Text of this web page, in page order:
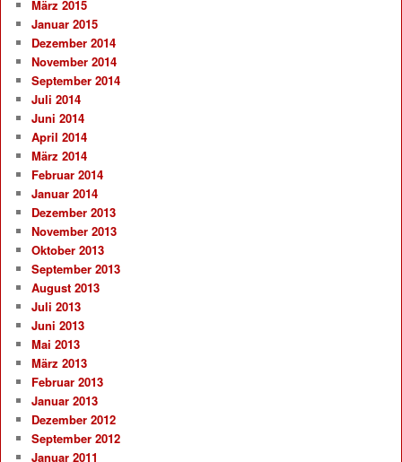
März 2015
Januar 2015
Dezember 2014
November 2014
September 2014
Juli 2014
Juni 2014
April 2014
März 2014
Februar 2014
Januar 2014
Dezember 2013
November 2013
Oktober 2013
September 2013
August 2013
Juli 2013
Juni 2013
Mai 2013
März 2013
Februar 2013
Januar 2013
Dezember 2012
September 2012
Januar 2011